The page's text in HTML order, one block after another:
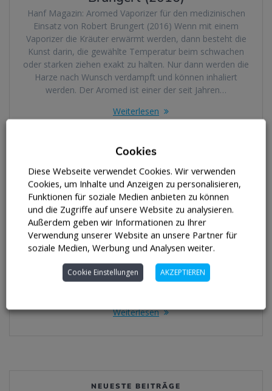
Hanf Magazin: Aromed Vaporizer für den medizinischen
Einsatz von Robert Brungert (2016) Wenn mit einem
Vaporizer die Kräuter erwärmt werden, dann besteht die
Kunst darin, die gewählte Temperatur beim schwachen
oder starken ziehen exakt zu halten. Nur dann werden die
Harze nach Wunsch verdampft und können inhaliert
werden. Der Aromed ist einer der seit Jahren…
Weiterlesen
Salbei – Pflanze des Monats Februar
2023
Salbei – Pflanze des Monats Weltweit gibt es über 900
verschiedene Sorten. Vielseitig verwendbar – In der Küche
als Gewürz, als Heilpflanze oder zur Zierde im eigenen
Garten. Salbei ist ein Multi-Talent Salbei besticht durch seine
Optische Vielfalt oder durch seinen ästhetischen Wert. Das
Farbspektrum der Salbeiblüten reicht beispielsweise vom
Weiterlesen
NEUESTE BEITRÄGE
Cookies
Diese Webseite verwendet Cookies. Wir verwenden
Cookies, um Inhalte und Anzeigen zu personalisieren,
Funktionen für soziale Medien anbieten zu können
und die Zugriffe auf unsere Website zu analysieren.
Außerdem geben wir Informationen zu Ihrer
Verwendung unserer Website an unsere Partner für
soziale Medien, Werbung und Analysen weiter.
Cookie Einstellungen AKZEPTIEREN